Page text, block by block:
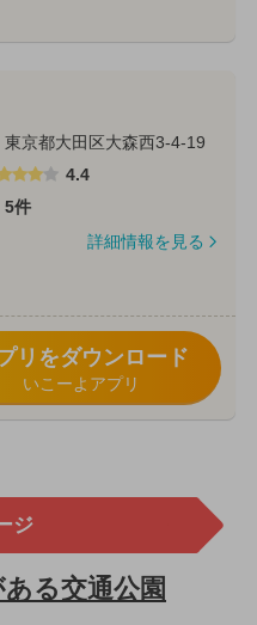
東京都大田区大森西3-4-19
4.4
5件
詳細情報を見る
リをダウンロード
いこーよアプリ
ジ
る交通公園